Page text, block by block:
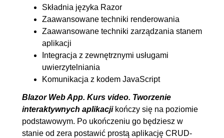
9. JS Interop
C# z JS
9.2. Modularyzacja JS, TS,
9.3. Obsługa błędów przy
renderowaniu (ErrorBoundary)
Składnia języka Razor
Zaawansowane techniki renderowania
Zaawansowane techniki zarządzania stanem
aplikacji
Integracja z zewnętrznymi usługami
uwierzytelniania
Komunikacja z kodem JavaScript
Blazor Web App. Kurs video. Tworzenie
interaktywnych aplikacjikończy się na poziomie
podstawowym. Po ukończeniu go będziesz w
stanie od zera postawić prostą aplikację CRUD-